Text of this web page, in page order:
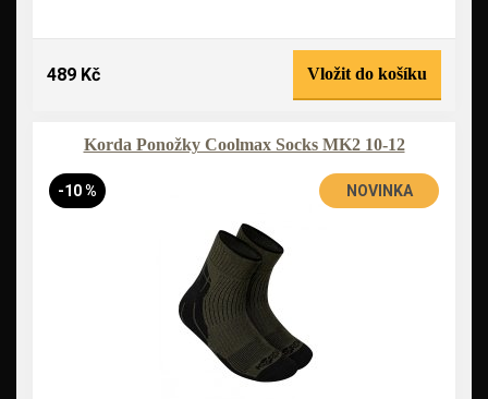
489 Kč Vložit do košíku
Korda Ponožky Coolmax Socks MK2 10-12
-10 % NOVINKA